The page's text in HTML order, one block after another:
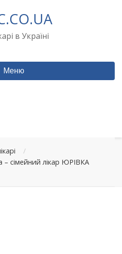
в Україні
Меню
/
– сімейний лікар ЮРІВКА